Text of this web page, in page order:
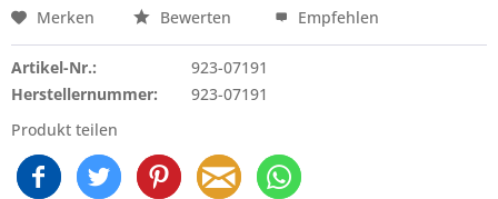
Merken Bewerten Empfehlen
Artikel-Nr.:
923-07191
Herstellernummer:
923-07191
Produkt teilen